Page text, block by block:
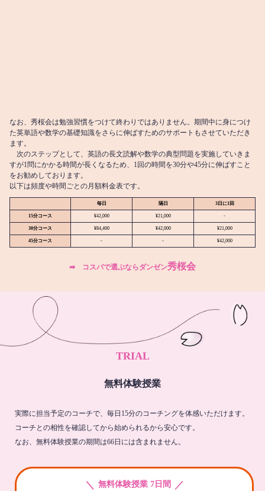
なお、秀桜会は勉強習慣をつけて終わりではありません。期間中に身につけ
た英単語や数学の基礎知識をさらに伸ばすためのサポートもさせていただき
ます。
次のステップとして、英語の長文読解や数学の典型問題を実施していきま
すが1問にかかる時間が長くなるため、1回の時間を30分や45分に伸ばすこと
をお勧めしております。
以下は頻度や時間ごとの月額料金表です。
毎日 隔日 3日に1回
15分コース ¥42,000 ¥21,000 -
30分コース ¥84,400 ¥42,000 ¥21,000
45分コース - - ¥42,000
➡︎ コスパで選ぶならダンゼン秀桜会
TRIAL
無料体験授業
実際に担当予定のコーチで、毎日15分のコーチングを体感いただけます。
コーチとの相性を確認してから始められるから安心です。
なお、無料体験授業の期間は66日には含まれません。
＼ 無料体験授業 7日間 ／